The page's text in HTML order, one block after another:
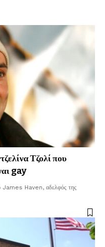
Τζολί που
gay
ο James Haven, αδελφός της